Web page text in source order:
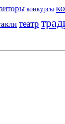
конкурсы
театр